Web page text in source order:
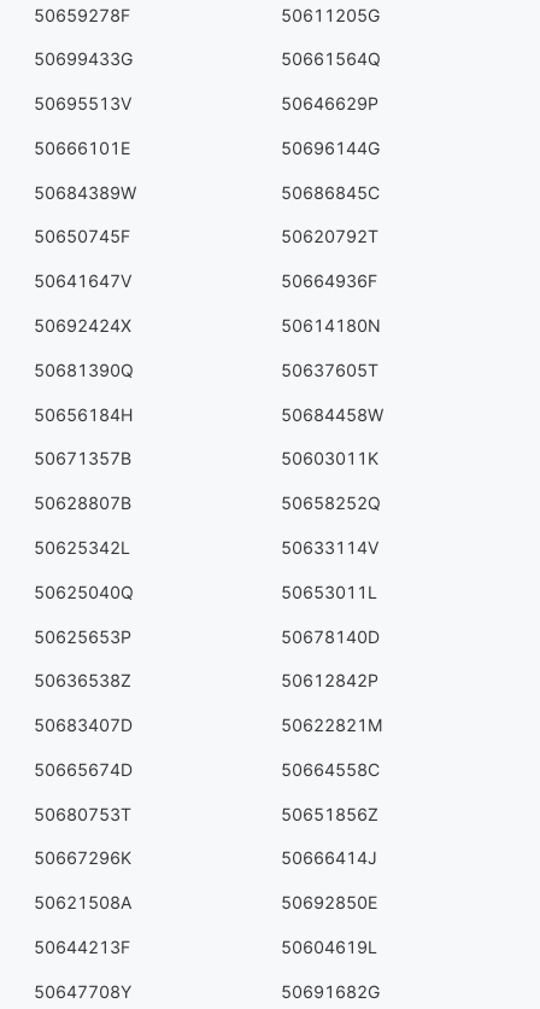
50659278F 50611205G
50699433G 50661564Q
50695513V 50646629P
50666101E 50696144G
50684389W 50686845C
50650745F 50620792T
50641647V 50664936F
50692424X 50614180N
50681390Q 50637605T
50656184H 50684458W
50671357B 50603011K
50628807B 50658252Q
50625342L 50633114V
50625040Q 50653011L
50625653P 50678140D
50636538Z 50612842P
50683407D 50622821M
50665674D 50664558C
50680753T 50651856Z
50667296K 50666414J
50621508A 50692850E
50644213F 50604619L
50647708Y 50691682G